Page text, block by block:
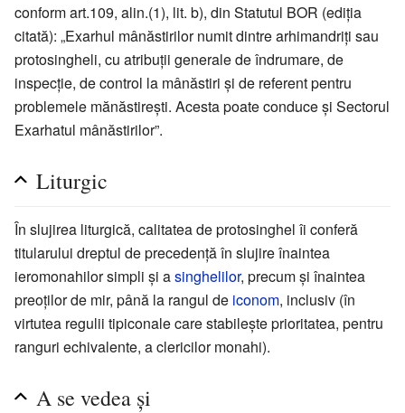
conform art.109, alin.(1), lit. b), din Statutul BOR (ediția
citată): „Exarhul mânăstirilor numit dintre arhimandriți sau
protosingheli, cu atribuții generale de îndrumare, de
inspecție, de control la mânăstiri și de referent pentru
problemele mănăstirești. Acesta poate conduce și Sectorul
Exarhatul mânăstirilor”.
Liturgic
În slujirea liturgică, calitatea de protosinghel îi conferă
titularului dreptul de precedență în slujire înaintea
ieromonahilor simpli și asinghelilor, precum și înaintea
preoților de mir, până la rangul de iconom, inclusiv (în
virtutea regulii tipiconale care stabilește prioritatea, pentru
ranguri echivalente, a clericilor monahi).
A se vedea și